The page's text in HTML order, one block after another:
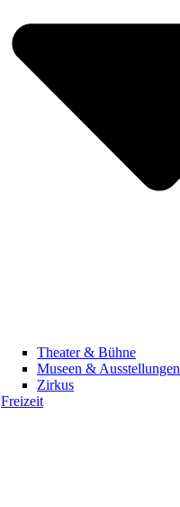
Theater & Bühne
Museen & Ausstellungen
Zirkus
Freizeit